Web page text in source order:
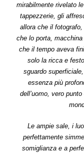
mirabilmente rivelato
tappezzerie, gli
allora che il
che lo porta,
che il tempo aveva
solo la ricca e
sguardo
essenza più
dell’uomo, vero
Le ampie sale, i
perfettamente
somiglianza e a